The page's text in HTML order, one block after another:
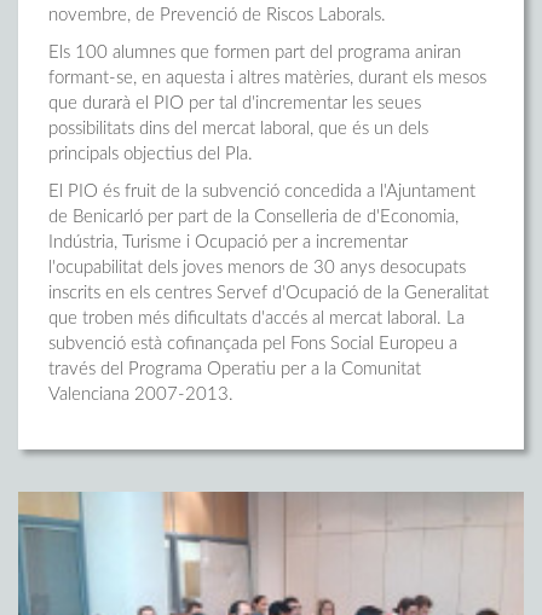
novembre, de Prevenció de Riscos Laborals.
Els 100 alumnes que formen part del programa aniran
formant-se, en aquesta i altres matèries, durant els mesos
que durarà el PIO per tal d'incrementar les seues
possibilitats dins del mercat laboral, que és un dels
principals objectius del Pla.
El PIO és fruit de la subvenció concedida a l'Ajuntament
de Benicarló per part de la Conselleria de d'Economia,
Indústria, Turisme i Ocupació per a incrementar
l'ocupabilitat dels joves menors de 30 anys desocupats
inscrits en els centres Servef d'Ocupació de la Generalitat
que troben més dificultats d'accés al mercat laboral. La
subvenció està cofinançada pel Fons Social Europeu a
través del Programa Operatiu per a la Comunitat
Valenciana 2007-2013.